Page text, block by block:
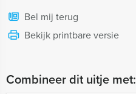
Bel mij terug
Bekijk printbare versie
Combineer dit uitje met: